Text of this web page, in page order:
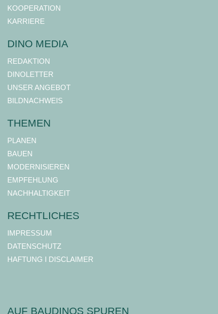
KOOPERATION
KARRIERE
DINO MEDIA
REDAKTION
DINOLETTER
UNSER ANGEBOT
BILDNACHWEIS
THEMEN
PLANEN
BAUEN
MODERNISIEREN
EMPFEHLUNG
NACHHALTIGKEIT
RECHTLICHES
IMPRESSUM
DATENSCHUTZ
HAFTUNG I DISCLAIMER
AUF BAUDINOS SPUREN